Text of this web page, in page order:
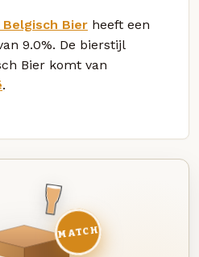
Bier heeft een
9.0%. De bierstijl
Bier komt van
.
MATCH